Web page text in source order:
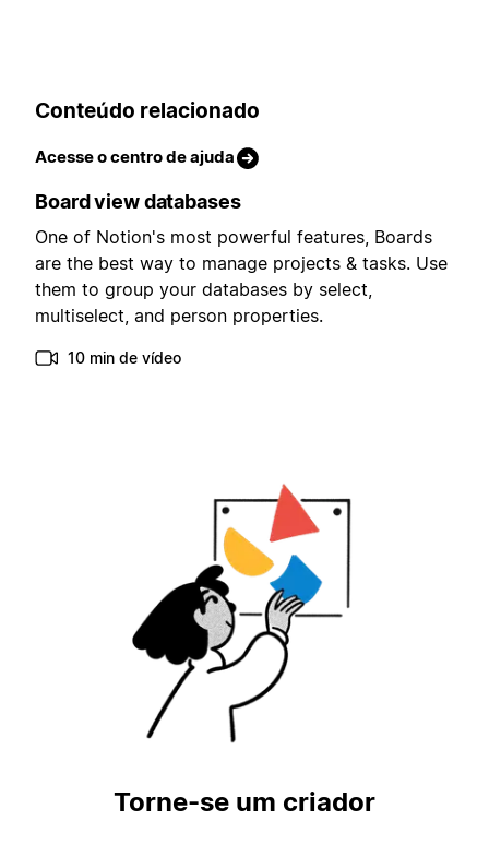
Conteúdo relacionado
Acesse o centro de ajuda
Board view databases
One of Notion's most powerful features, Boards
are the best way to manage projects & tasks. Use
them to group your databases by select,
multiselect, and person properties.
10 min de vídeo
Torne-se um criador